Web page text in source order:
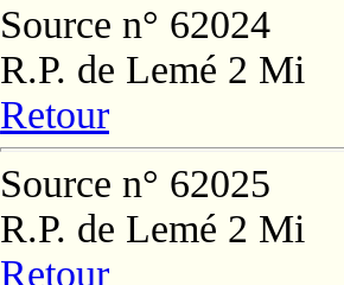
Source n° 62024
R.P. de Lemé 2 Mi
Retour
Source n° 62025
R.P. de Lemé 2 Mi
Retour